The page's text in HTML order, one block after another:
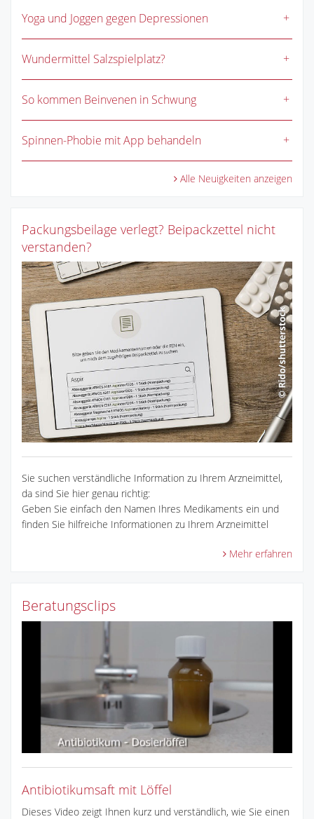
Yoga und Joggen gegen Depressionen
Wundermittel Salzspielplatz?
So kommen Beinvenen in Schwung
Spinnen-Phobie mit App behandeln
Alle Neuigkeiten anzeigen
Packungsbeilage verlegt? Beipackzettel nicht
verstanden?
Sie suchen verständliche Information zu Ihrem Arzneimittel,
da sind Sie hier genau richtig:
Geben Sie einfach den Namen Ihres Medikaments ein und
finden Sie hilfreiche Informationen zu Ihrem Arzneimittel
Mehr erfahren
Beratungsclips
Antibiotikumsaft mit Löffel
Dieses Video zeigt Ihnen kurz und verständlich, wie Sie einen